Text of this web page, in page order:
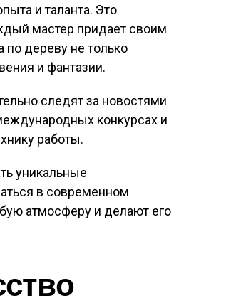
и таланта. Это
мастер придает своим
по дереву не только
и фантазии.
следят за новостями
конкурсах и
работы.
уникальные
в современном
атмосферу и делают его